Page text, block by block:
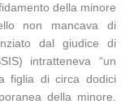
della minore
non mancava di
dal giudice di
intratteneva “un
figlia di circa dodici
della minore.